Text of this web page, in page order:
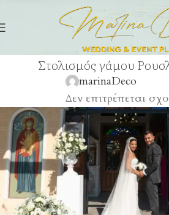
Στολισμός γάμου
marinaDeco
Δεν επιτρέπεται